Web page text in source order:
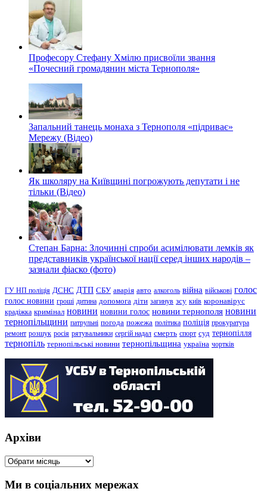
Професору Стефану Хмілю присвоїли звання
«Почесний громадянин міста Тернополя»
Запальний танець монаха з Тернополя «підриває»
Мережу (Відео)
Як школяру на Київщині погрожують депутати і не
тільки (Відео)
Степан Барна: Злочинні спроби асимілювати лемків як
представників української нації серед інших народів –
зазнали фіаско (фото)
ГУ НП поліція ДСНС ДТП СБУ аварія авто алкоголь війна військові голос
голос новини гроші дитина допомога діти загинув зсу київ коронавірус
крадіжка кримінал новини новини голос новини тернополя новини
тернопільщини патрульні погода пожежа політика поліція прокуратура
ремонт розшук росія рятувальники сергій надал смерть спорт суд тернопілля
тернопіль тернопільські новини тернопільщина україна чортків
Архіви
Архіви
Ми в соціальних мережах